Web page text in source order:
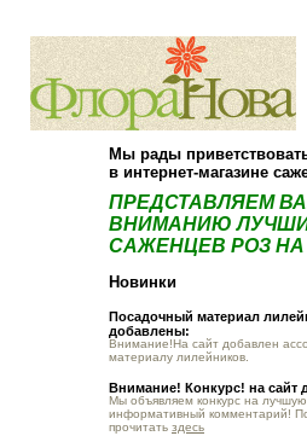
Мы рады
в интернет-магазине
ПРЕДСТАВЛЯЕМ
ВНИМАНИЮ
САЖЕНЦЕВ РОЗ НА
Новинки
Посадочный материал
добавлены:
Внимание!На сайт добавлен
материалу лилейников.
Внимание! Конкурс! на сайт
Мы объявляем конкурс на
информативный комментарий!
прочитать здесь